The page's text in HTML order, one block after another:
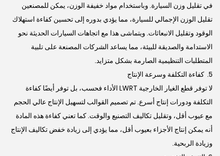
في تقليل وزن السيارة. وباستخدام مواد خفيفة الوزن، يمكن للمصنعين
تقليل الوزن الإجمالي للسيارة، مما يؤدي بدوره إلى تحسين كفاءة استهلاك
الوقود وتقليل الانبعاثات. ويتماشى هذا مع اتجاهات السيارات الحديثة نحو
الاستدامة والصديقة للبيئة، مما يساعد الشركات المصنعة على تلبية
المتطلبات التنظيمية الصارمة بشكل متزايد.
5. كفاءة التكلفة وسرعة الإنتاج
لا توفر قطع الغيار الخارجية LWRT الأداء فحسب، بل توفر أيضًا كفاءة
التكلفة ودورات إنتاج أسرع. تم تصميم القوالب لتسهيل الإنتاج عالي الحجم
مع عيوب أقل، وتقليل تكاليف التصنيع والوقت. كما تعني كفاءة هذه المادة
أنه يمكن إنتاج الأجزاء بعيوب أقل، مما يؤدي إلى زيادة خفض تكاليف الإنتاج
وزيادة الربحية.